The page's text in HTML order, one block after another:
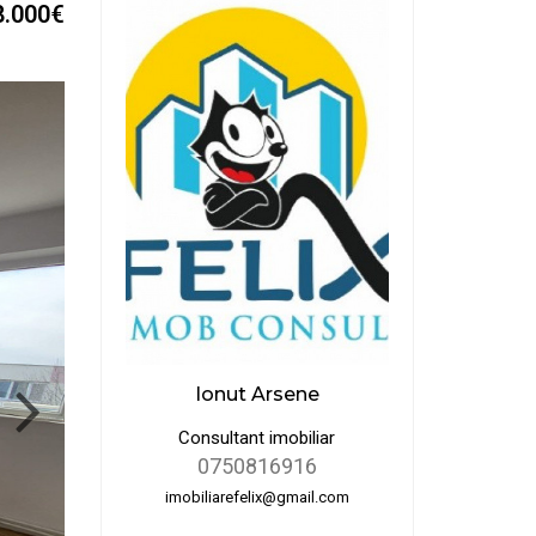
Ionut Arsene
Consultant imobiliar
0750816916
imobiliarefelix@gmail.com